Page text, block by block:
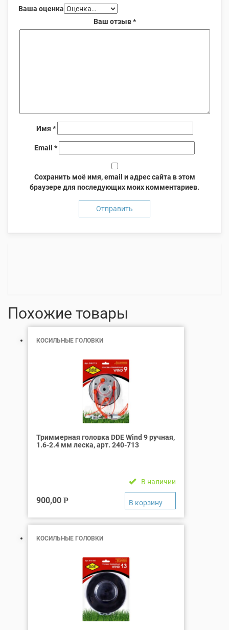
Ваша оценка
Ваш отзыв*
Имя *
Email *
Сохранить моё имя, email и адрес сайта в этом
браузере для последующих моих комментариев.
Похожие товары
КОСИЛЬНЫЕ ГОЛОВКИ
Триммерная головка DDE Wind 9 ручная,
1.6-2.4 мм леска, арт. 240-713
В наличии
900,00 Р
КОСИЛЬНЫЕ ГОЛОВКИ